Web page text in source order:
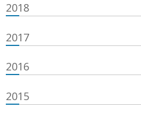
2018
2017
2016
2015